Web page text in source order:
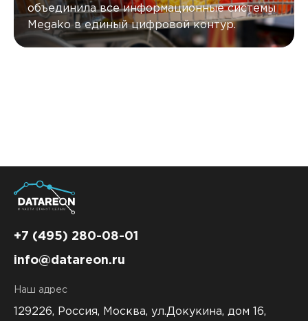
объединила все информационные системы
Megako в единый цифровой контур.
+7 (495) 280-08-01
info@datareon.ru
Наш адрес
129226, Россия, Москва, ул.Докукина, дом 16,